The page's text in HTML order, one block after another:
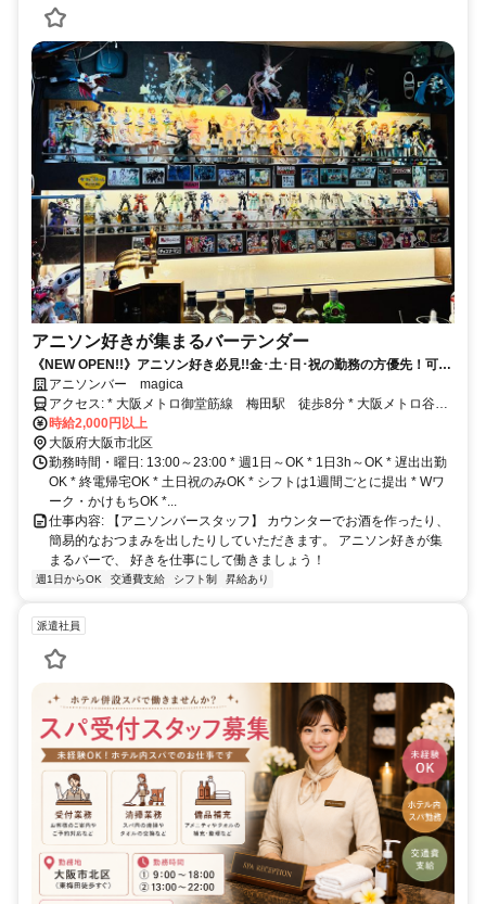
アニソン好きが集まるバーテンダー
《NEW OPEN!!》アニソン好き必見!!金･土･日･祝の勤務の方優先！可愛
さ満点の店内！
アニソンバー magica
アクセス: * 大阪メトロ御堂筋線 梅田駅 徒歩8分 * 大阪メトロ谷町
線 東梅田駅 徒歩9分 * 大阪環状線 大阪駅 徒歩10分
時給2,000円以上
大阪府大阪市北区
勤務時間・曜日: 13:00～23:00 * 週1日～OK * 1日3h～OK * 遅出出勤
OK * 終電帰宅OK * 土日祝のみOK * シフトは1週間ごとに提出 * Wワ
ーク・かけもちOK *...
仕事内容: 【アニソンバースタッフ】 カウンターでお酒を作ったり、
簡易的なおつまみを出したりしていただきます。 アニソン好きが集
まるバーで、 好きを仕事にして働きましょう！
週1日からOK 交通費支給 シフト制 昇給あり
派遣社員